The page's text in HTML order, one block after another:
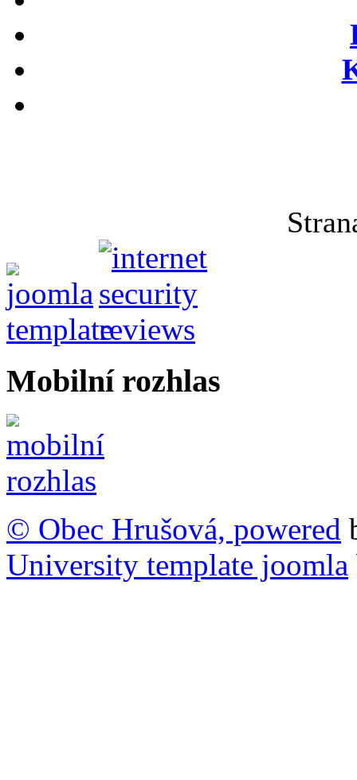
Mobilní rozhlas
© Obec Hrušová, powered
University template joomla